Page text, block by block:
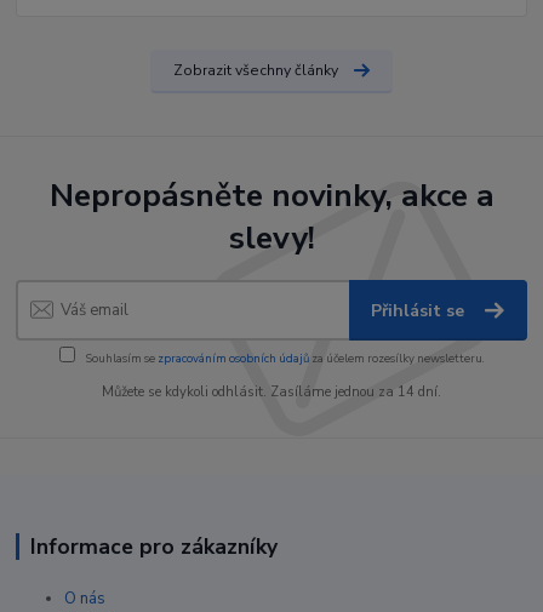
Zobrazit všechny články
Nepropásněte novinky, akce a
slevy!
Přihlásit se
Souhlasím se zpracováním osobních údajůza účelem rozesílky newsletteru.
Můžete se kdykoli odhlásit. Zasíláme jednou za 14 dní.
Informace pro zákazníky
O nás